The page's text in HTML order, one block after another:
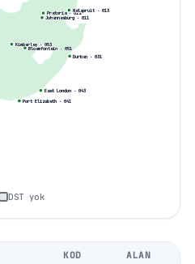
Johannesburg ·011
Durban ·031
Pretoria·012
Port Elizabeth ·041
Bloemfontein·051
East London· 043
Nelspruit· 013
Kimberley·053
DST yok
KOD ALAN